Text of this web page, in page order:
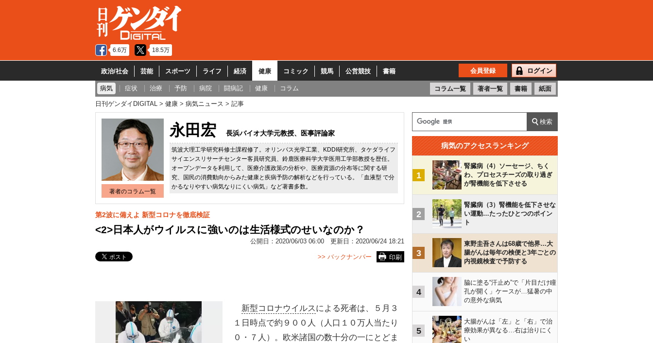
6.6万 18.5万
政治/社会 芸能 スポーツ ライフ 経済 健康 コミック 競馬 公営競技 書籍 会員登録 ログイン
病気 症状 治療 予防 病院 闘病記 健康 コラム コラム一覧 著者一覧 書籍 紙面
日刊ゲンダイDIGITAL 健康 病気ニュース 記事
著者のコラム一覧
永田宏 長浜バイオ大学元教授、医事評論家
筑波大理工学研究科修士課程修了。オリンパス光学工業、KDDI研究所、タケダライフ
サイエンスリサーチセンター客員研究員、鈴鹿医療科学大学医用工学部教授を歴任。
オープンデータを利用して、医療介護政策の分析や、医療資源の分布等に関する研
究、国民の消費動向からみた健康と疾病予防の解析などを行っている。「血液型 で分
かるなりやすい病気なりにくい病気」など著書多数。
第2波に備えよ 新型コロナを徹底検証
<2>日本人がウイルスに強いのは生活様式のせいなのか？
公開日： 2020/06/03 06:00 更新日： 2020/06/24 18:21
印刷
>> バックナンバー
新型コロナウイルスによる死者は、５月３
１日時点で約９００人（人口１０万人当たり
０・７人）。欧米諸国の数十分の一にとどま
病気のアクセスランキング
1
腎臓病（4）ソーセージ、ちく
わ、プロセスチーズの取り過ぎ
が腎機能を低下させる
2
腎臓病（3）腎機能を低下させな
い運動…たったひとつのポイン
ト
3
東野圭吾さんは68歳で他界…大
腸がんは毎年の検便と3年ごとの
内視鏡検査で予防する
4
脇に塗る“汗止め”で「片目だけ瞳
孔が開く」ケースが…猛暑の中
の意外な病気
5
大腸がんは「左」と「右」で治
療効果が異なる…右は治りにく
い